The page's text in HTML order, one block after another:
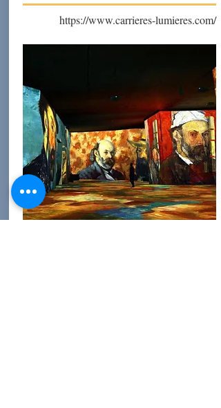
https://www.carrieres-lumieres.com/